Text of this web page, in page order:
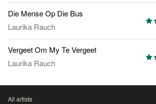
Die Mense Op Die Bus
Laurika Rauch
Vergeet Om My Te Vergeet
Laurika Rauch
All artists